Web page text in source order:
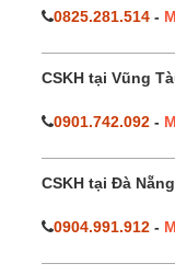
0825.281.514 -
CSKH tại Vũng
0901.742.092 -
CSKH tại Đà Nẵng
0904.991.912 -